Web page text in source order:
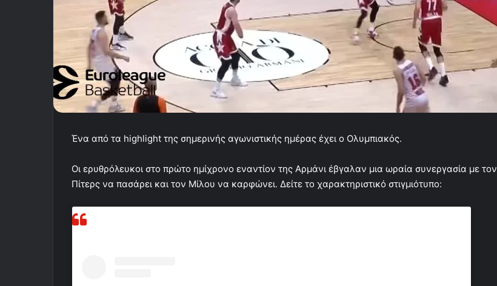
Ένα από τα highlight της σημερινής αγωνιστικής ημέρας έχει ο Ολυμπιακός.
Οι ερυθρόλευκοι στο πρώτο ημίχρονο εναντίον της Αρμάνι έβγαλαν μια ωραία συνεργασία με τον
Πίτερς να πασάρει και τον Μίλου να καρφώνει. Δείτε το χαρακτηριστικό στιγμιότυπο: